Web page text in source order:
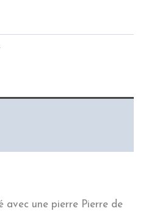
avec une pierre Pierre de